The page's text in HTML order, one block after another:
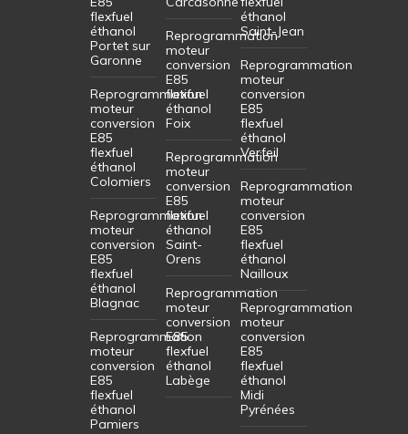
flexfuel
éthanol
Portet sur
Garonne
Reprogrammation
moteur
conversion
E85
flexfuel
éthanol
Colomiers
Reprogrammation
moteur
conversion
E85
flexfuel
éthanol
Blagnac
Reprogrammation
moteur
conversion
E85
flexfuel
éthanol
Pamiers
Reprogrammation
moteur
conversion
E85
flexfuel
éthanol
Foix
Reprogrammation
moteur
conversion
E85
flexfuel
éthanol
Saint-
Orens
Reprogrammation
moteur
conversion
E85
flexfuel
éthanol
Labège
éthanol
Saint-Jean
Reprogrammation
moteur
conversion
E85
flexfuel
éthanol
Verfeil
Reprogrammation
moteur
conversion
E85
flexfuel
éthanol
Nailloux
Reprogrammation
moteur
conversion
E85
flexfuel
éthanol
Midi
Pyrénées